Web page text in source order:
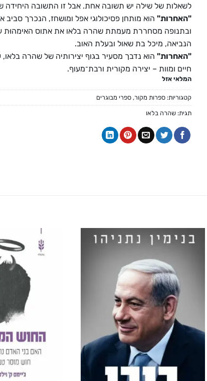
לשאלות של שילה יש תשובה אחת. אבל זו התשובה היחידה
"האחרות" הוא מותחן פסיכולוגי אפל ומושחז, הנכרך
ובתנופה מסחררת מעמתת שהרה בלאו את אתוס האימהוּת
הנביאה, מיכל בת שאול ובעלת האוב.
"האחרות" הוא נדבך מסעיר בגוף יצירותיה של שהרה
חיים ומוות – יצירה מקורית ורבת־מעוף.
המלאי אזל
קטגוריות: ספרות מקור, ספרי מבוגרים
תגית: שהרה בלאו